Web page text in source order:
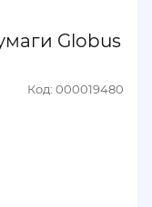
Globus
Код: 000019480